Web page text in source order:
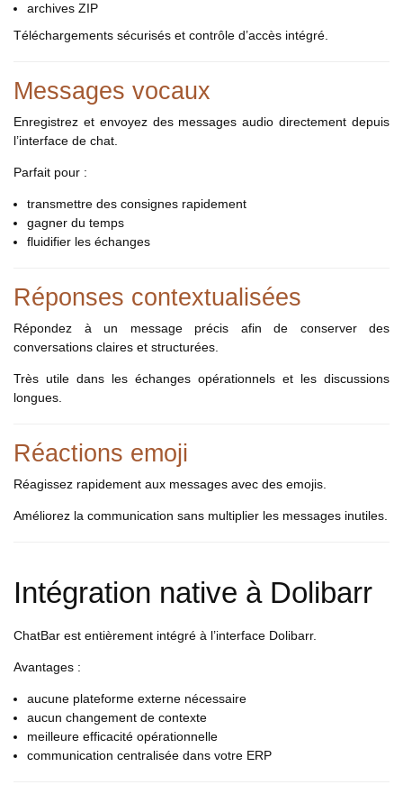
archives ZIP
Téléchargements sécurisés et contrôle d’accès intégré.
Messages vocaux
Enregistrez et envoyez des messages audio directement depuis
l’interface de chat.
Parfait pour :
transmettre des consignes rapidement
gagner du temps
fluidifier les échanges
Réponses contextualisées
Répondez à un message précis afin de conserver des
conversations claires et structurées.
Très utile dans les échanges opérationnels et les discussions
longues.
Réactions emoji
Réagissez rapidement aux messages avec des emojis.
Améliorez la communication sans multiplier les messages inutiles.
Intégration native à Dolibarr
ChatBar est entièrement intégré à l’interface Dolibarr.
Avantages :
aucune plateforme externe nécessaire
aucun changement de contexte
meilleure efficacité opérationnelle
communication centralisée dans votre ERP